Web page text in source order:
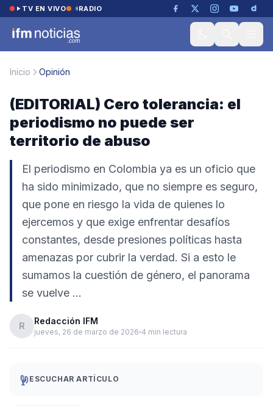
Saltar al contenido
TV EN VIVO RADIO
Inicio Opinión
(EDITORIAL) Cero tolerancia: el
periodismo no puede ser
territorio de abuso
El periodismo en Colombia ya es un oficio que
ha sido minimizado, que no siempre es seguro,
que pone en riesgo la vida de quienes lo
ejercemos y que exige enfrentar desafíos
constantes, desde presiones políticas hasta
amenazas por cubrir la verdad. Si a esto le
sumamos la cuestión de género, el panorama
se vuelve …
R Redacción IFM
jueves, 26 de marzo de 2026 4 min lectura
ESCUCHAR ARTÍCULO